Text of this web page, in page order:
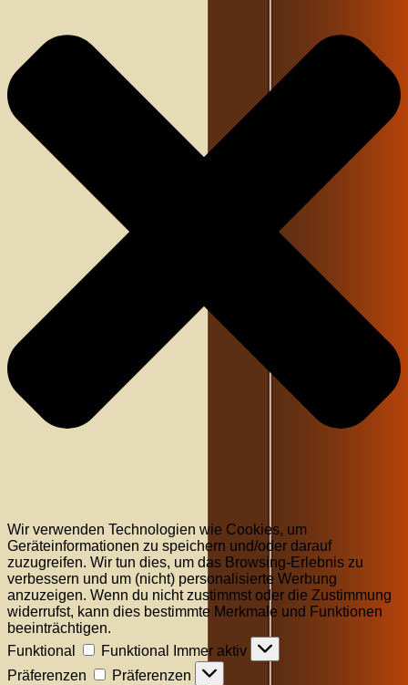
Wir verwenden Technologien wie Cookies, um
Geräteinformationen zu speichern und/oder darauf
zuzugreifen. Wir tun dies, um das Browsing-Erlebnis zu
verbessern und um (nicht) personalisierte Werbung
anzuzeigen. Wenn du nicht zustimmst oder die Zustimmung
widerrufst, kann dies bestimmte Merkmale und Funktionen
beeinträchtigen.
Funktional
Funktional
Immer aktiv
Präferenzen
Präferenzen